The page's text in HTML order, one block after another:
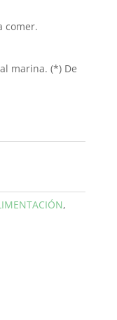
comer.
marina. (*) De
,